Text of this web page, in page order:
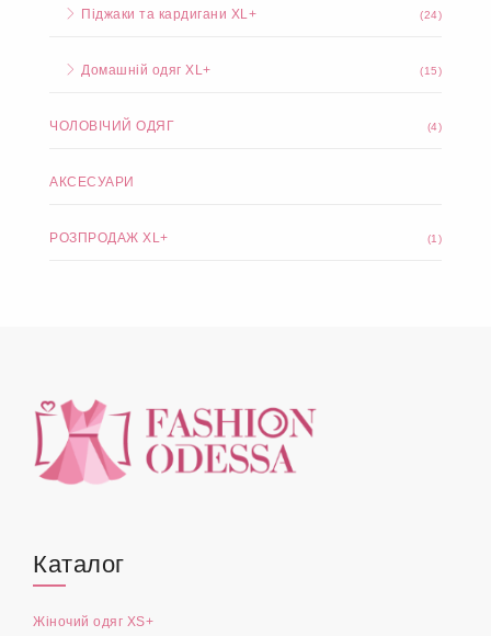
Піджаки та кардигани XL+ (24)
Домашній одяг XL+ (15)
ЧОЛОВІЧИЙ ОДЯГ (4)
АКСЕСУАРИ
РОЗПРОДАЖ XL+ (1)
Каталог
Жіночий одяг XS+